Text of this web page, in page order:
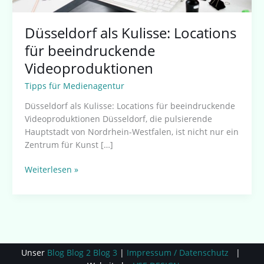
Düsseldorf als Kulisse: Locations
für beeindruckende
Videoproduktionen
Tipps für Medienagentur
Düsseldorf als Kulisse: Locations für beeindruckende
Videoproduktionen Düsseldorf, die pulsierende
Hauptstadt von Nordrhein-Westfalen, ist nicht nur ein
Zentrum für Kunst […]
Weiterlesen »
Unser Blog Blog 2 Blog 3 | Impressum / Datenschutz |